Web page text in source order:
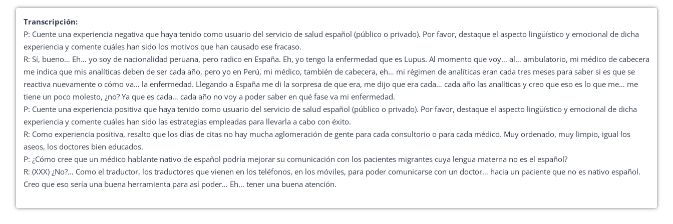
flecha
para
o
disminuir
el
Transcripción:
P: Cuente una experiencia negativa que haya tenido como usuario del servicio de salud español (público o privado). Por favor, destaque el aspecto lingüístico y emocional de dicha
experiencia y comente cuáles han sido los motivos que han causado ese fracaso.
R: Sí, bueno… Eh… yo soy de nacionalidad peruana, pero radico en España. Eh, yo tengo la enfermedad que es Lupus. Al momento que voy… al… ambulatorio, mi médico de cabecera
me indica que mis analíticas deben de ser cada año, pero yo en Perú, mi médico, también de cabecera, eh… mi régimen de analíticas eran cada tres meses para saber si es que se
reactiva nuevamente o cómo va… la enfermedad. Llegando a España me di la sorpresa de que era, me dijo que era cada… cada año las analíticas y creo que eso es lo que me… me
tiene un poco molesto, ¿no? Ya que es cada… cada año no voy a poder saber en qué fase va mi enfermedad.
P: Cuente una experiencia positiva que haya tenido como usuario del servicio de salud español (público o privado). Por favor, destaque el aspecto lingüístico y emocional de dicha
experiencia y comente cuáles han sido las estrategias empleadas para llevarla a cabo con éxito.
R: Como experiencia positiva, resalto que los días de citas no hay mucha aglomeración de gente para cada consultorio o para cada médico. Muy ordenado, muy limpio, igual los
aseos, los doctores bien educados.
P: ¿Cómo cree que un médico hablante nativo de español podría mejorar su comunicación con los pacientes migrantes cuya lengua materna no es el español?
R: (XXX) ¿No?… Como el traductor, los traductores que vienen en los teléfonos, en los móviles, para poder comunicarse con un doctor… hacia un paciente que no es nativo español.
Creo que eso sería una buena herramienta para así poder… Eh… tener una buena atención.